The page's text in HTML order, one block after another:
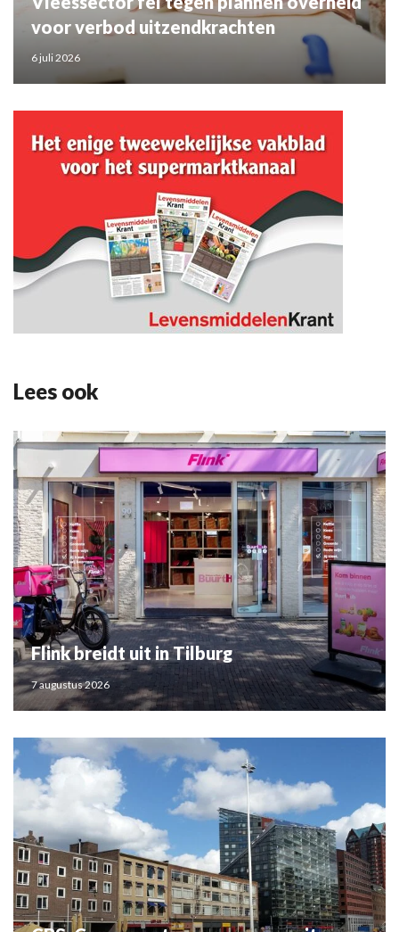
voor verbod uitzendkrachten
6 juli 2026
Lees ook
Flink breidt uit in Tilburg
7 augustus 2026